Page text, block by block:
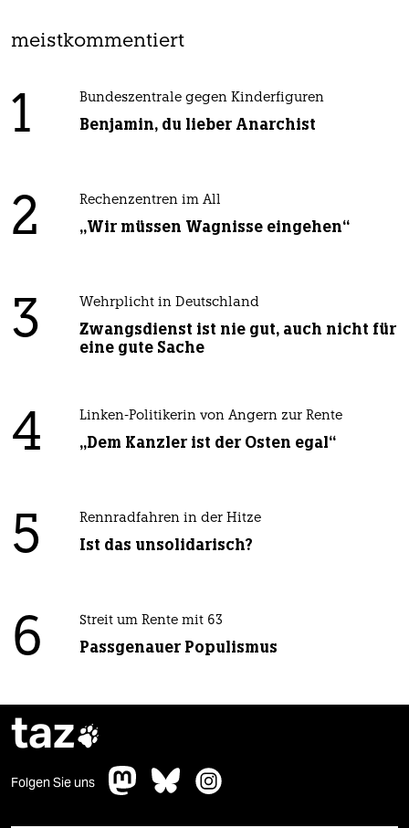
meistkommentiert
1 Bundeszentrale gegen Kinderfiguren
Benjamin, du lieber Anarchist
2 Rechenzentren im All
„Wir müssen Wagnisse eingehen“
3 Wehrplicht in Deutschland
Zwangsdienst ist nie gut, auch nicht für
eine gute Sache
4 Linken-Politikerin von Angern zur Rente
„Dem Kanzler ist der Osten egal“
5 Rennradfahren in der Hitze
Ist das unsolidarisch?
6 Streit um Rente mit 63
Passgenauer Populismus
taz
Folgen Sie uns